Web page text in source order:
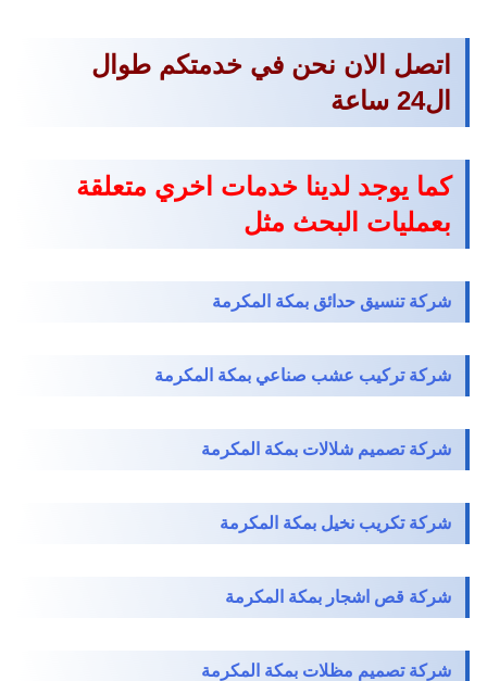
اتصل الان نحن في خدمتكم طوال
ال24 ساعة
كما يوجد لدينا خدمات اخري متعلقة
بعمليات البحث مثل
شركة تنسيق حدائق بمكة المكرمة
شركة تركيب عشب صناعي بمكة المكرمة
شركة تصميم شلالات بمكة المكرمة
شركة تكريب نخيل بمكة المكرمة
شركة قص اشجار بمكة المكرمة
شركة تصميم مظلات بمكة المكرمة